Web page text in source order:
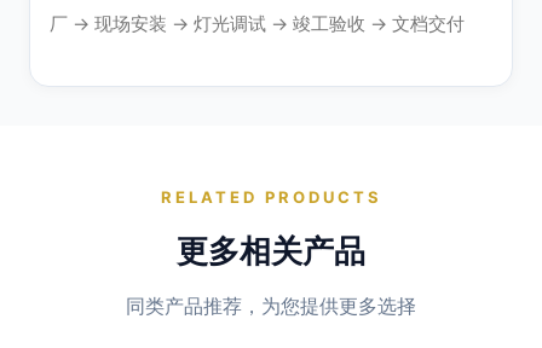
厂 → 现场安装 → 灯光调试 → 竣工验收 → 文档交付
RELATED PRODUCTS
更多相关产品
同类产品推荐，为您提供更多选择